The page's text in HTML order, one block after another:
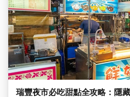
瑞豐夜市必吃甜點全攻略：隱